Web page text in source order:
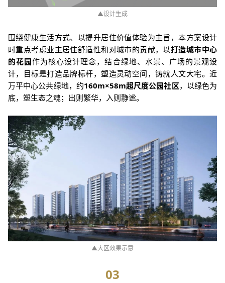
▲设计生成
围绕健康生活方式、以提升居住价值体验为主旨，本方案设计
时重点考虑业主居住舒适性和对城市的贡献，以打造城市中心
的花园作为核心设计理念，结合绿地、水景、广场的景观设
计，目标是打造品牌标杆，塑造灵动空间，铸就人文大宅。近
万平中心公共绿地，约160m×58m超尺度公园社区，以绿色为
底，塑生态之魂；出则繁华，入则静谧。
▲大区效果示意
03